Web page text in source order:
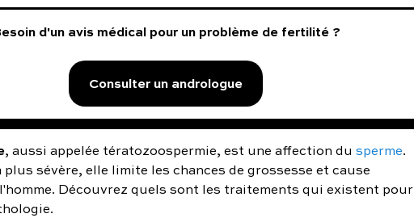
d'un avis médical pour un problème de fertilité ?
Consulter un andrologue
, aussi appelée tératozoospermie, est une affection du sperme.
plus sévère, elle limite les chances de grossesse et cause
Découvrez quels sont les traitements qui existent pour